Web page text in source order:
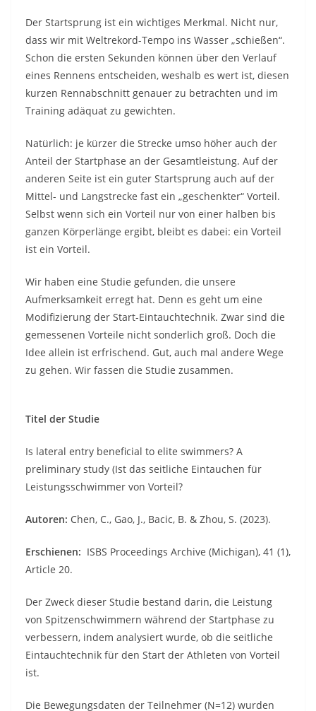
Der Startsprung ist ein wichtiges Merkmal. Nicht nur,
dass wir mit Weltrekord-Tempo ins Wasser „schießen“.
Schon die ersten Sekunden können über den Verlauf
eines Rennens entscheiden, weshalb es wert ist, diesen
kurzen Rennabschnitt genauer zu betrachten und im
Training adäquat zu gewichten.
Natürlich: je kürzer die Strecke umso höher auch der
Anteil der Startphase an der Gesamtleistung. Auf der
anderen Seite ist ein guter Startsprung auch auf der
Mittel- und Langstrecke fast ein „geschenkter“ Vorteil.
Selbst wenn sich ein Vorteil nur von einer halben bis
ganzen Körperlänge ergibt, bleibt es dabei: ein Vorteil
ist ein Vorteil.
Wir haben eine Studie gefunden, die unsere
Aufmerksamkeit erregt hat. Denn es geht um eine
Modifizierung der Start-Eintauchtechnik. Zwar sind die
gemessenen Vorteile nicht sonderlich groß. Doch die
Idee allein ist erfrischend. Gut, auch mal andere Wege
zu gehen. Wir fassen die Studie zusammen.
Titel der Studie
Is lateral entry beneficial to elite swimmers? A
preliminary study (Ist das seitliche Eintauchen für
Leistungsschwimmer von Vorteil?
Autoren: Chen, C., Gao, J., Bacic, B. & Zhou, S. (2023).
Erschienen: ISBS Proceedings Archive (Michigan), 41 (1),
Article 20.
Der Zweck dieser Studie bestand darin, die Leistung
von Spitzenschwimmern während der Startphase zu
verbessern, indem analysiert wurde, ob die seitliche
Eintauchtechnik für den Start der Athleten von Vorteil
ist.
Die Bewegungsdaten der Teilnehmer (N=12) wurden